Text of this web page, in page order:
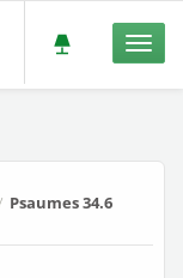
Psaumes 34.6